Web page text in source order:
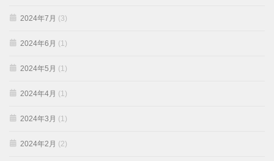
2024年7月 (3)
2024年6月 (1)
2024年5月 (1)
2024年4月 (1)
2024年3月 (1)
2024年2月 (2)